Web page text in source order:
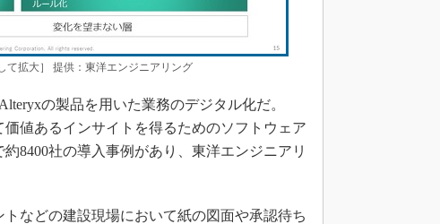
て拡大］ 提供：東洋エンジニアリング
の製品を用いた業務のデジタル化だ。
値あるインサイトを得るためのソフトウェア
8400社の導入事例があり、東洋エンジニアリ
などの建設現場において紙の図面や承認待ち